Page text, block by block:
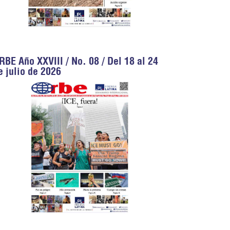
Año XXVIII / No. 08 / Del 18 al 24
julio de 2026